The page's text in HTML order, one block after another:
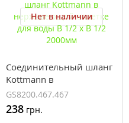
Нет в наличии
Соединительный шланг
Kottmann в
нержавеющей оплетке
для воды В 1/2 x В 1/2
2000мм
GS8200.467.467
238 грн.